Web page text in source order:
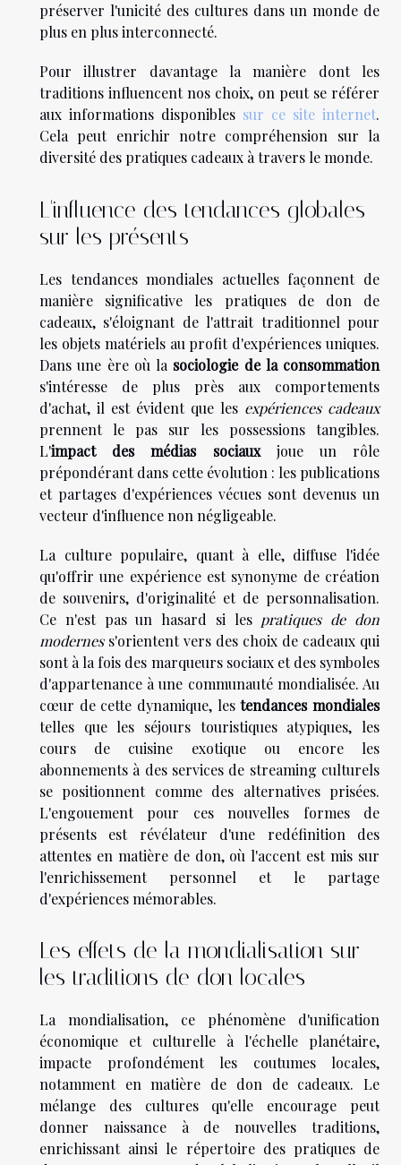
préserver l'unicité des cultures dans un monde de
plus en plus interconnecté.
Pour illustrer davantage la manière dont les
traditions influencent nos choix, on peut se référer
aux informations disponibles sur ce site internet.
Cela peut enrichir notre compréhension sur la
diversité des pratiques cadeaux à travers le monde.
L'influence des tendances globales
sur les présents
Les tendances mondiales actuelles façonnent de
manière significative les pratiques de don de
cadeaux, s'éloignant de l'attrait traditionnel pour
les objets matériels au profit d'expériences uniques.
Dans une ère où la sociologie de la consommation
s'intéresse de plus près aux comportements
d'achat, il est évident que les expériences cadeaux
prennent le pas sur les possessions tangibles.
L'impact des médias sociauxjoue un rôle
prépondérant dans cette évolution : les publications
et partages d'expériences vécues sont devenus un
vecteur d'influence non négligeable.
La culture populaire, quant à elle, diffuse l'idée
qu'offrir une expérience est synonyme de création
de souvenirs, d'originalité et de personnalisation.
Ce n'est pas un hasard si les pratiques de don
moderness'orientent vers des choix de cadeaux qui
sont à la fois des marqueurs sociaux et des symboles
d'appartenance à une communauté mondialisée. Au
cœur de cette dynamique, lestendances mondiales
telles que les séjours touristiques atypiques, les
cours de cuisine exotique ou encore les
abonnements à des services de streaming culturels
se positionnent comme des alternatives prisées.
L'engouement pour ces nouvelles formes de
présents est révélateur d'une redéfinition des
attentes en matière de don, où l'accent est mis sur
l'enrichissement personnel et le partage
d'expériences mémorables.
Les effets de la mondialisation sur
les traditions de don locales
La mondialisation, ce phénomène d'unification
économique et culturelle à l'échelle planétaire,
impacte profondément les coutumes locales,
notamment en matière de don de cadeaux. Le
mélange des cultures qu'elle encourage peut
donner naissance à de nouvelles traditions,
enrichissant ainsi le répertoire des pratiques de